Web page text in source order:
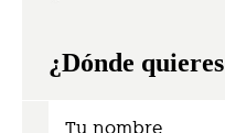
¿Dónde